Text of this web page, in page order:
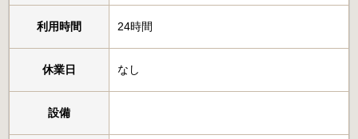
利用時間 24時間
休業日 なし
設備